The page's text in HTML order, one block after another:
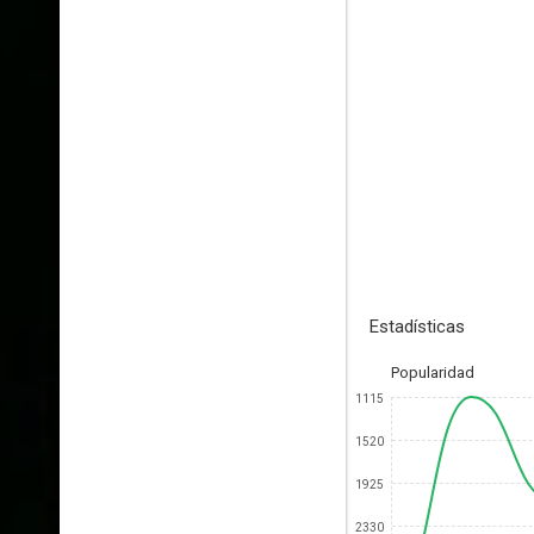
Estadísticas
Popularidad
1115
1520
1925
2330